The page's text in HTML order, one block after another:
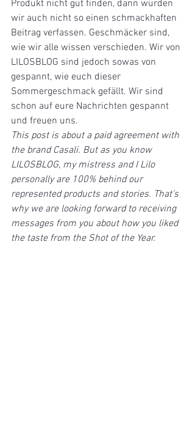
Produkt nicht gut finden, dann würden
wir auch nicht so einen schmackhaften
Beitrag verfassen. Geschmäcker sind,
wie wir alle wissen verschieden. Wir von
LILOSBLOG sind jedoch sowas von
gespannt, wie euch dieser
Sommergeschmack gefällt. Wir sind
schon auf eure Nachrichten gespannt
und freuen uns.
This post is about a paid agreement with
the brand Casali. But as you know
LILOSBLOG, my mistress and I Lilo
personally are 100% behind our
represented products and stories. That's
why we are looking forward to receiving
messages from you about how you liked
the taste from the Shot of the Year.